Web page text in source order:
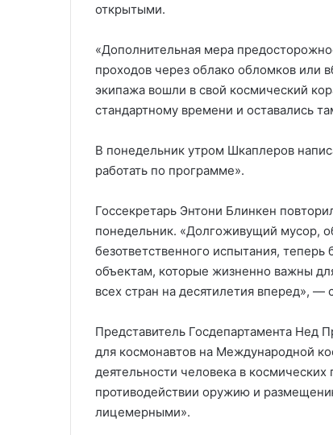
открытыми.
«Дополнительная мера
проходов через облако обломков или
экипажа вошли в свой космический
стандартному времени и оставались
В понедельник утром Шкаплеров
работать по программе».
Госсекретарь Энтони Блинкен
понедельник. «Долгоживущий мусор,
безответственного испытания,
объектам, которые жизненно важны
всех стран на десятилетия вперед», —
Представитель Госдепартамента Нед
для космонавтов на Международной
деятельности человека в космических
противодействии оружию и
лицемерными».